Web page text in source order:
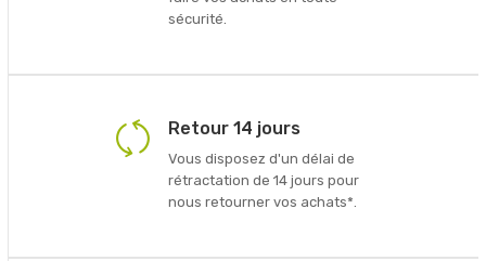
sécurité.
Retour 14 jours
Vous disposez d'un délai de
rétractation de 14 jours pour
nous retourner vos achats*.